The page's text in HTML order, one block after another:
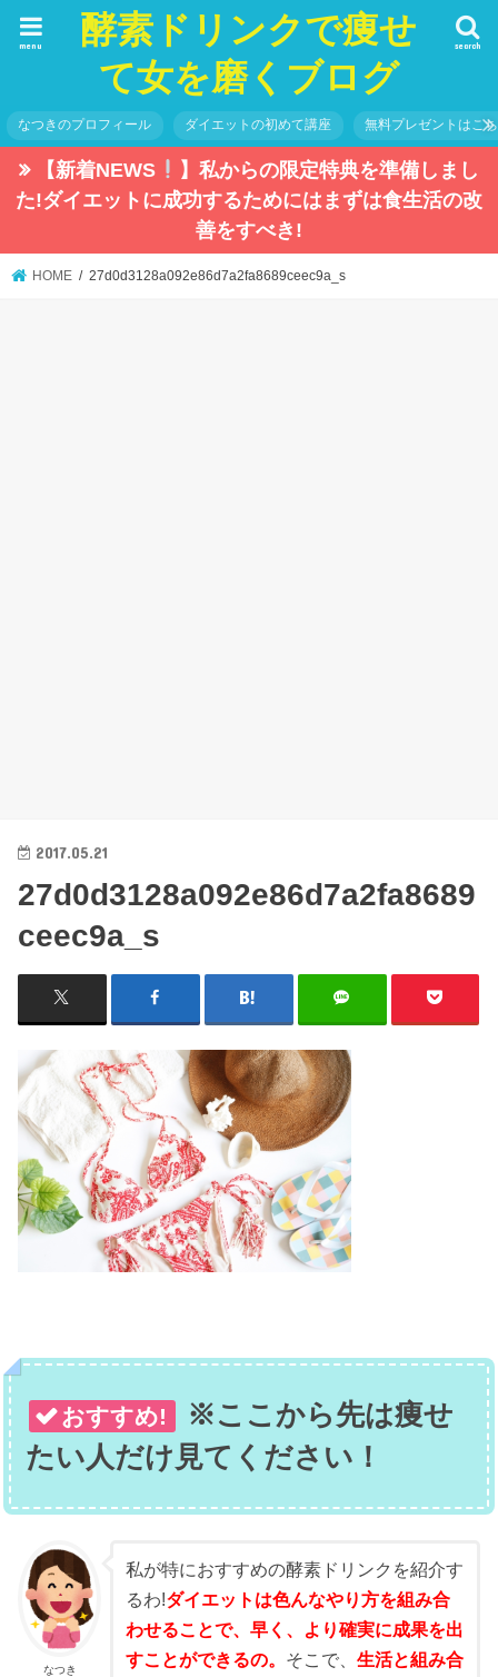
酵素ドリンクで痩せ
て女を磨くブログ
search
menu
なつきのプロフィール ダイエットの初めて講座 無料プレゼントはこ
【新着NEWS
】私からの限定特典を準備しまし
た!ダイエットに成功するためにはまずは食生活の改
善をすべき!
HOME 27d0d3128a092e86d7a2fa8689ceec9a_s
2017.05.21
27d0d3128a092e86d7a2fa8689
ceec9a_s
おすすめ!
※ここから先は痩せ
たい人だけ見てください！
なつき
私が特におすすめの酵素ドリンクを紹介す
るわ!ダイエットは色んなやり方を組み合
わせることで、早く、より確実に成果を出
すことができるの。 そこで、 生活と組み合